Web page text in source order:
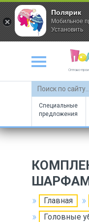
Оптово-
Специальные
предложения
Главная
Головные
Полярик
Мобильное
Установить